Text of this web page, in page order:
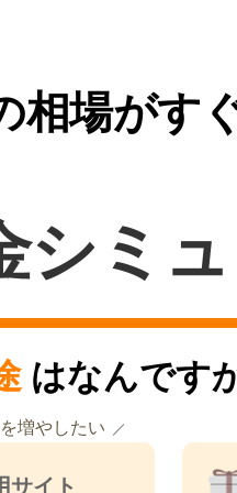
相場がす
シミ
はなんです
増やしたい
サイト